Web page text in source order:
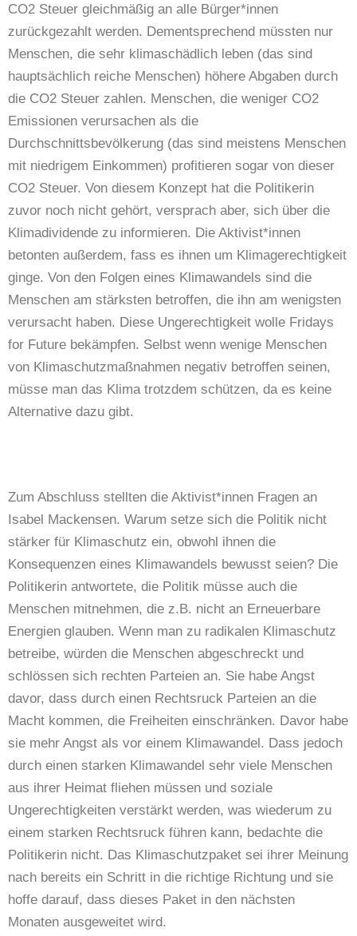
CO2 Steuer gleichmäßig an alle Bürger*innen
zurückgezahlt werden. Dementsprechend müssten nur
Menschen, die sehr klimaschädlich leben (das sind
hauptsächlich reiche Menschen) höhere Abgaben durch
die CO2 Steuer zahlen. Menschen, die weniger CO2
Emissionen verursachen als die
Durchschnittsbevölkerung (das sind meistens Menschen
mit niedrigem Einkommen) profitieren sogar von dieser
CO2 Steuer. Von diesem Konzept hat die Politikerin
zuvor noch nicht gehört, versprach aber, sich über die
Klimadividende zu informieren. Die Aktivist*innen
betonten außerdem, fass es ihnen um Klimagerechtigkeit
ginge. Von den Folgen eines Klimawandels sind die
Menschen am stärksten betroffen, die ihn am wenigsten
verursacht haben. Diese Ungerechtigkeit wolle Fridays
for Future bekämpfen. Selbst wenn wenige Menschen
von Klimaschutzmaßnahmen negativ betroffen seinen,
müsse man das Klima trotzdem schützen, da es keine
Alternative dazu gibt.
Zum Abschluss stellten die Aktivist*innen Fragen an
Isabel Mackensen. Warum setze sich die Politik nicht
stärker für Klimaschutz ein, obwohl ihnen die
Konsequenzen eines Klimawandels bewusst seien? Die
Politikerin antwortete, die Politik müsse auch die
Menschen mitnehmen, die z.B. nicht an Erneuerbare
Energien glauben. Wenn man zu radikalen Klimaschutz
betreibe, würden die Menschen abgeschreckt und
schlössen sich rechten Parteien an. Sie habe Angst
davor, dass durch einen Rechtsruck Parteien an die
Macht kommen, die Freiheiten einschränken. Davor habe
sie mehr Angst als vor einem Klimawandel. Dass jedoch
durch einen starken Klimawandel sehr viele Menschen
aus ihrer Heimat fliehen müssen und soziale
Ungerechtigkeiten verstärkt werden, was wiederum zu
einem starken Rechtsruck führen kann, bedachte die
Politikerin nicht. Das Klimaschutzpaket sei ihrer Meinung
nach bereits ein Schritt in die richtige Richtung und sie
hoffe darauf, dass dieses Paket in den nächsten
Monaten ausgeweitet wird.